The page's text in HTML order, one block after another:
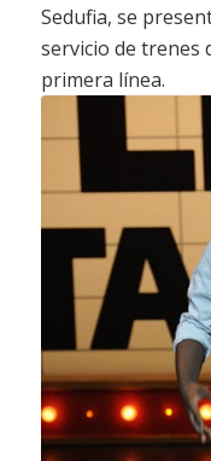
Sedufia, se
servicio de trenes
primera línea.